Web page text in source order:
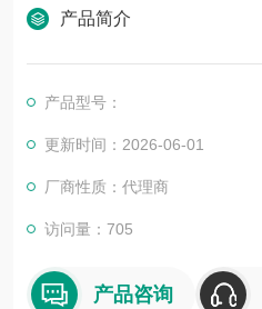
产品简介
产品型号：
更新时间：2026-06-01
厂商性质：代理商
访问量：705
产品咨询